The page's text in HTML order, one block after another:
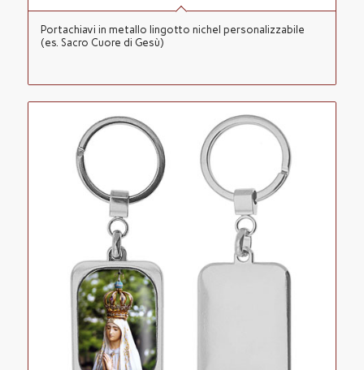
Portachiavi in metallo lingotto nichel personalizzabile
(es. Sacro Cuore di Gesù)